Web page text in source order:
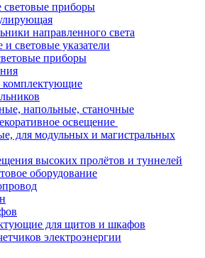
приборы
направленного света
световые указатели
приборы
комплектующие
напольные, станочные
освещение
для модульных и магистральных
высоких пролётов и туннелей
оборудование
для щитов и шкафов
электроэнергии